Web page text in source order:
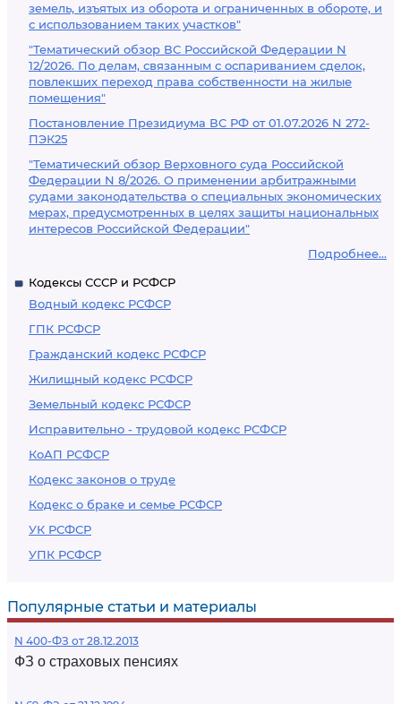
земель, изъятых из оборота и ограниченных в обороте, и
с использованием таких участков"
"Тематический обзор ВС Российской Федерации N
12/2026. По делам, связанным с оспариванием сделок,
повлекших переход права собственности на жилые
помещения"
Постановление Президиума ВС РФ от 01.07.2026 N 272-
ПЭК25
"Тематический обзор Верховного суда Российской
Федерации N 8/2026. О применении арбитражными
судами законодательства о специальных экономических
мерах, предусмотренных в целях защиты национальных
интересов Российской Федерации"
Подробнее...
Кодексы СССР и РСФСР
Водный кодекс РСФСР
ГПК РСФСР
Гражданский кодекс РСФСР
Жилищный кодекс РСФСР
Земельный кодекс РСФСР
Исправительно - трудовой кодекс РСФСР
КоАП РСФСР
Кодекс законов о труде
Кодекс о браке и семье РСФСР
УК РСФСР
УПК РСФСР
Популярные статьи и материалы
N 400-ФЗ от 28.12.2013
ФЗ о страховых пенсиях